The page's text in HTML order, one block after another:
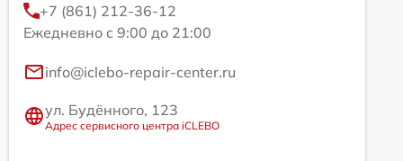
+7 (861) 212-36-12
Ежедневно с 9:00 до 21:00
info@iclebo-repair-center.ru
ул. Будённого, 123
Адрес сервисного центра iCLEBO